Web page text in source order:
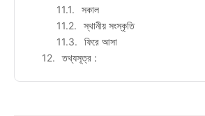
সকাল
স্থানীয় সংস্কৃতি
ফিরে আসা
তথ্যসূত্র :